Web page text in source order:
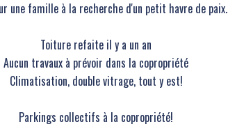
une famille à la recherche d'un petit havre de paix.
Toiture refaite il y a un an
Aucun travaux à prévoir dans la copropriété
Climatisation, double vitrage, tout y est!
Parkings collectifs à la copropriété!